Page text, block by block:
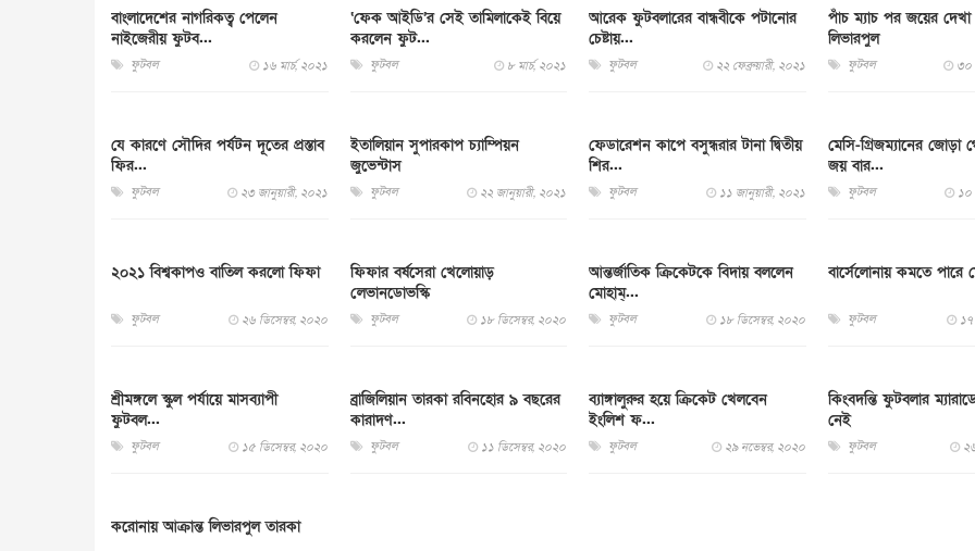
বাংলাদেশের নাগরিকত্ব পেলেন
নাইজেরীয় ফুটব...
ফুটবল ১৬ মার্চ, ২০২১
‘ফেক আইডি’র সেই তামিলাকেই বিয়ে
করলেন ফুট...
ফুটবল ৮ মার্চ, ২০২১
আরেক ফুটবলারের বান্ধবীকে পটানোর
চেষ্টায়...
ফুটবল ২২ ফেব্রুয়ারী, ২০২১
পাঁচ ম্যাচ পর জয়ের দেখা
লিভারপুল
ফুটবল ৩০
যে কারণে সৌদির পর্যটন দূতের প্রস্তাব
ফির...
ফুটবল ২৩ জানুয়ারী, ২০২১
ইতালিয়ান সুপারকাপ চ্যাম্পিয়ন
জুভেন্টাস
ফুটবল ২২ জানুয়ারী, ২০২১
ফেডারেশন কাপে বসুন্ধরার টানা দ্বিতীয়
শির...
ফুটবল ১১ জানুয়ারী, ২০২১
মেসি-গ্রিজম্যানের জোড়া
জয় বার...
ফুটবল ১০
২০২১ বিশ্বকাপও বাতিল করলো ফিফা
ফুটবল ২৬ ডিসেম্বর, ২০২০
ফিফার বর্ষসেরা খেলোয়াড়
লেভানডোভস্কি
ফুটবল ১৮ ডিসেম্বর, ২০২০
আন্তর্জাতিক ক্রিকেটকে বিদায় বললেন
মোহাম্...
ফুটবল ১৮ ডিসেম্বর, ২০২০
বার্সেলোনায় কমতে পারে
ফুটবল ১৭
শ্রীমঙ্গলে স্কুল পর্যায়ে মাসব্যাপী
ফুটবল...
ফুটবল ১৫ ডিসেম্বর, ২০২০
ব্রাজিলিয়ান তারকা রবিনহোর ৯ বছরের
কারাদণ...
ফুটবল ১১ ডিসেম্বর, ২০২০
ব্যাঙ্গালুরুর হয়ে ক্রিকেট খেলবেন
ইংলিশ ফ...
ফুটবল ২৯ নভেম্বর, ২০২০
কিংবদন্তি ফুটবলার
নেই
ফুটবল
করোনায় আক্রান্ত লিভারপুল তারকা